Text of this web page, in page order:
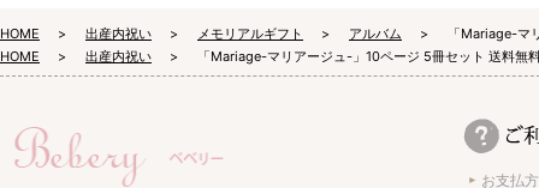
HOME 出産内祝い メモリアルギフト アルバム
「Mariage-マ
HOME
出産内祝い 「Mariage-マリアージュ-」10ページ 5冊セット 送料無
お支払